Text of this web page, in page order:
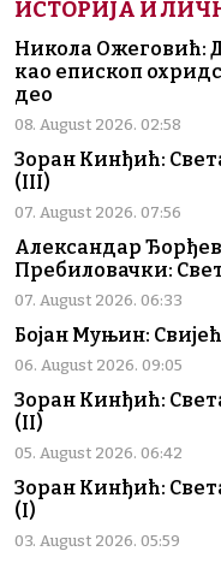
ИСТОРИЈА И
Никола Ожеговић:
као епископ
део
08. August 2026. 02:58
Зоран Кинђић:
(III)
07. August 2026. 07:56
Александар
Пребиловачки:
07. August 2026. 06:33
Бојан Муњин:
06. August 2026. 09:05
Зоран Кинђић:
(II)
05. August 2026. 06:42
Зоран Кинђић:
(I)
03. August 2026. 05:59